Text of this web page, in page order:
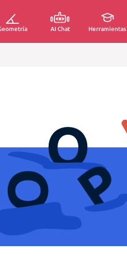
AI Chat Herramientas